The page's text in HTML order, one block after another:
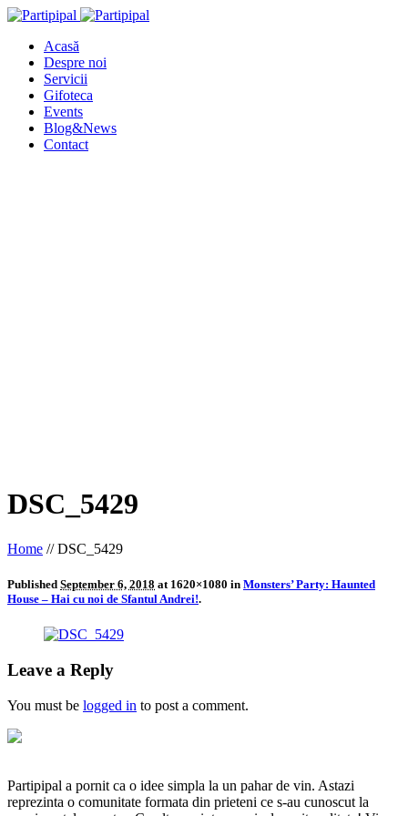
Acasă
Despre noi
Servicii
Gifoteca
Events
Blog&News
Contact
DSC_5429
Home //DSC_5429
Published September 6, 2018 at 1620×1080 in Monsters’ Party: Haunted
House – Hai cu noi de Sfantul Andrei!.
Leave a Reply
You must be logged in to post a comment.
Partipipal a pornit ca o idee simpla la un pahar de vin. Astazi
reprezinta o comunitate formata din prieteni ce s-au cunoscut la